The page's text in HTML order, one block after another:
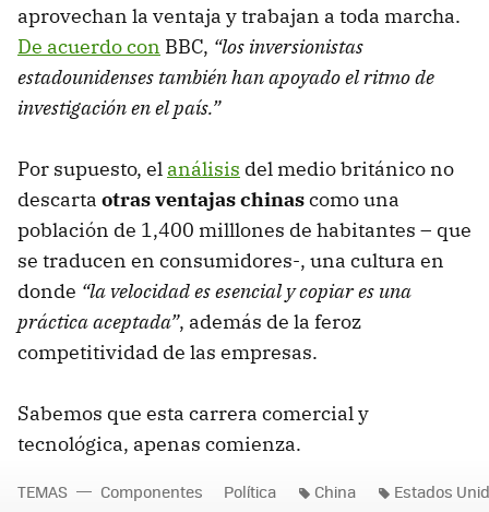
aprovechan la ventaja y trabajan a toda marcha.
De acuerdo con BBC, “los inversionistas
estadounidenses también han apoyado el ritmo de
investigación en el país.”
Por supuesto, el análisis del medio británico no
descarta otras ventajas chinascomo una
población de 1,400 milllones de habitantes – que
se traducen en consumidores-, una cultura en
donde “la velocidad es esencial y copiar es una
práctica aceptada”, además de la feroz
competitividad de las empresas.
Sabemos que esta carrera comercial y
tecnológica, apenas comienza.
TEMAS Componentes Política China Estados